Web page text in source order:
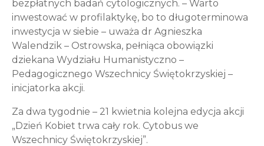
bezpłatnych badań cytologicznych. – Warto
inwestować w profilaktykę, bo to długoterminowa
inwestycja w siebie – uważa dr Agnieszka
Walendzik – Ostrowska, pełniąca obowiązki
dziekana Wydziału Humanistyczno –
Pedagogicznego Wszechnicy Świętokrzyskiej –
inicjatorka akcji.
Za dwa tygodnie – 21 kwietnia kolejna edycja akcji
„Dzień Kobiet trwa cały rok. Cytobus we
Wszechnicy Świętokrzyskiej”.